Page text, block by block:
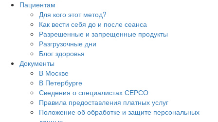
Пациентам
Для кого этот метод?
Как вести себя до и после сеанса
Разрешенные и запрещенные продукты
Разгрузочные дни
Блог здоровья
Документы
В Москве
В Петербурге
Сведения о специалистах СЕРСО
Правила предоставления платных услуг
Положение об обработке и защите персональных